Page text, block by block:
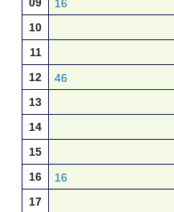
16
10
11
12
46
13
14
15
16
16
17